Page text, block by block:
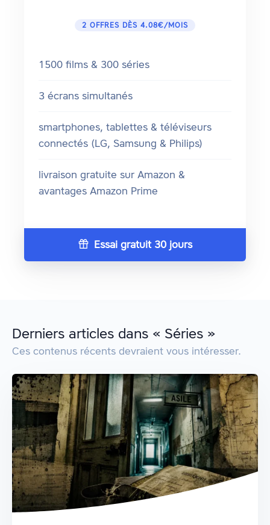
2 OFFRES DÈS 4.08€/MOIS
1500 films & 300 séries
3 écrans simultanés
smartphones, tablettes & téléviseurs
connectés (LG, Samsung & Philips)
livraison gratuite sur Amazon &
avantages Amazon Prime
Essai gratuit 30 jours
Derniers articles dans « Séries »
Ces contenus récents devraient vous intéresser.